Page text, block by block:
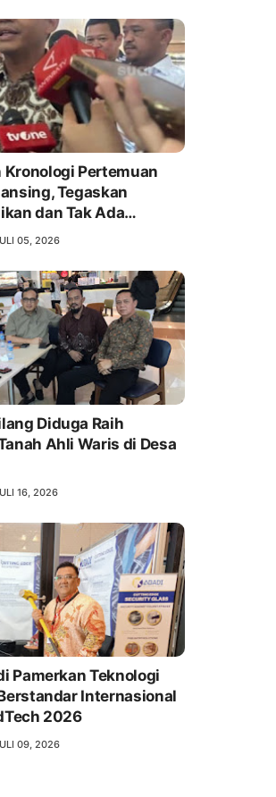
Pertemuan
Tegaskan
dan Tak Ada
Hutan
05, 2026
Diduga Raih
Ahli Waris di Desa
16, 2026
Pamerkan Teknologi
Internasional
2026
09, 2026